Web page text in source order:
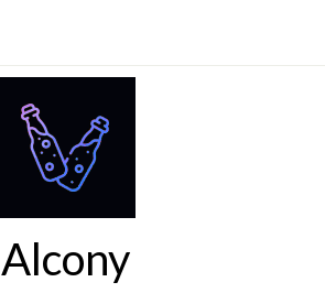
Alcony